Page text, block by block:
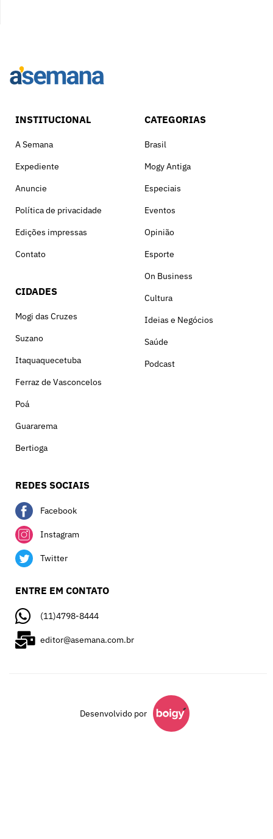
INSTITUCIONAL
A Semana
Expediente
Anuncie
Política de privacidade
Edições impressas
Contato
CIDADES
Mogi das Cruzes
Suzano
Itaquaquecetuba
Ferraz de Vasconcelos
Poá
Guararema
Bertioga
CATEGORIAS
Brasil
Mogy Antiga
Especiais
Eventos
Opinião
Esporte
On Business
Cultura
Ideias e Negócios
Saúde
Podcast
REDES SOCIAIS
Facebook
Instagram
Twitter
ENTRE EM CONTATO
(11)4798-8444
editor@asemana.com.br
Desenvolvido por